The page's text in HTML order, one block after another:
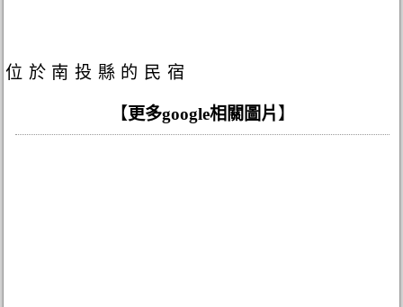
位於南投縣的民宿
【更多google相關圖片】